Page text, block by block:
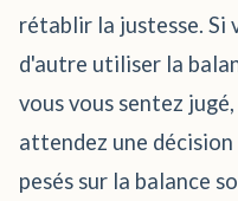
rétablir la justesse. Si
d'autre utiliser la
vous vous sentez
attendez une
pesés sur la balance